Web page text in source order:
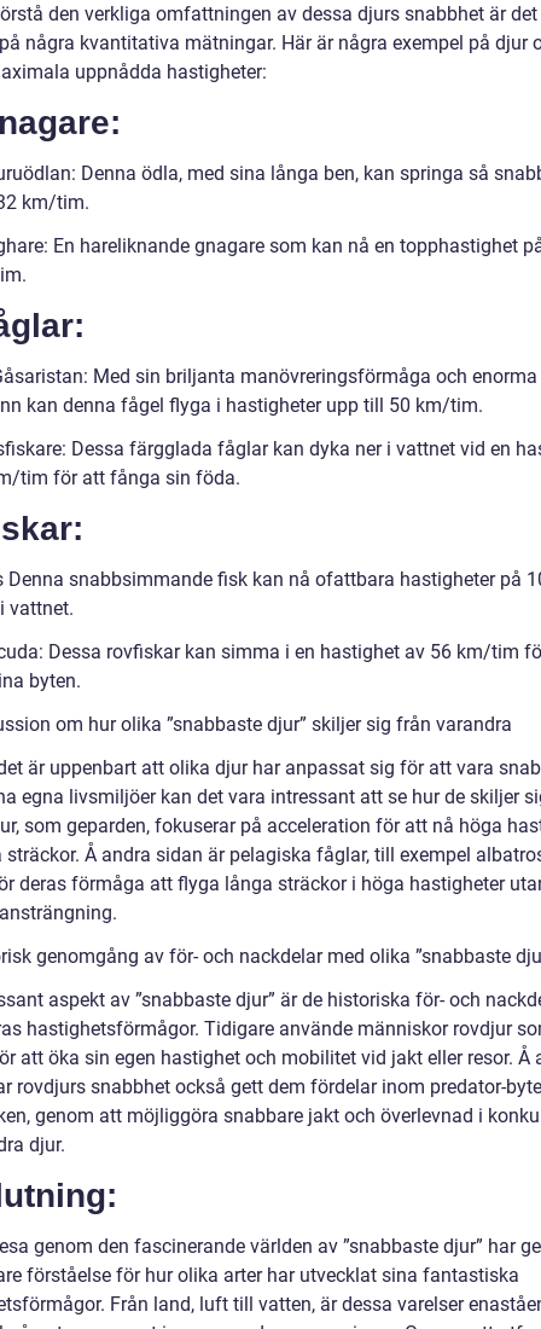
den verkliga omfattningen av dessa djurs snabbhet är
några kvantitativa mätningar. Här är några exempel på djur
uppnådda hastigheter:
Denna ödla, med sina långa ben, kan springa så
km/tim.
En hareliknande gnagare som kan nå en topphastighet
Med sin briljanta manövreringsförmåga och enorma
kan denna fågel flyga i hastigheter upp till 50 km/tim.
Dessa färgglada fåglar kan dyka ner i vattnet vid en
tim för att fånga sin föda.
Denna snabbsimmande fisk kan nå ofattbara hastigheter på
vattnet.
Dessa rovfiskar kan simma i en hastighet av 56 km/tim
byten.
om hur olika ”snabbaste djur” skiljer sig från varandra
är uppenbart att olika djur har anpassat sig för att vara
egna livsmiljöer kan det vara intressant att se hur de skiljer
som geparden, fokuserar på acceleration för att nå höga
sträckor. Å andra sidan är pelagiska fåglar, till exempel
deras förmåga att flyga långa sträckor i höga hastigheter
genomgång av för- och nackdelar med olika ”snabbaste
aspekt av ”snabbaste djur” är de historiska för- och
hastighetsförmågor. Tidigare använde människor rovdjur
att öka sin egen hastighet och mobilitet vid jakt eller resor. Å
rovdjurs snabbhet också gett dem fördelar inom predator-
genom att möjliggöra snabbare jakt och överlevnad i
djur.
genom den fascinerande världen av ”snabbaste djur” har
förståelse för hur olika arter har utvecklat sina fantastiska
Från land, luft till vatten, är dessa varelser